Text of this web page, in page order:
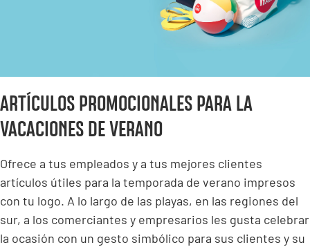
ARTÍCULOS PROMOCIONALES PARA LA
VACACIONES DE VERANO
Ofrece a tus empleados y a tus mejores clientes
artículos útiles para la temporada de verano impresos
con tu logo. A lo largo de las playas, en las regiones del
sur, a los comerciantes y empresarios les gusta celebrar
la ocasión con un gesto simbólico para sus clientes y su